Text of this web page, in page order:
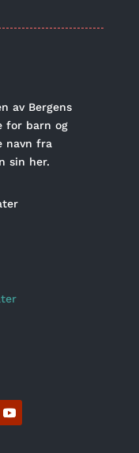
av Bergens
for barn og
navn fra
sin her.